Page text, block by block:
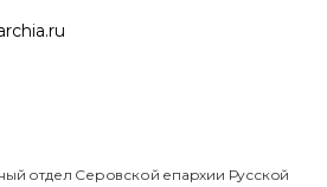
отдел Серовской епархии Русской